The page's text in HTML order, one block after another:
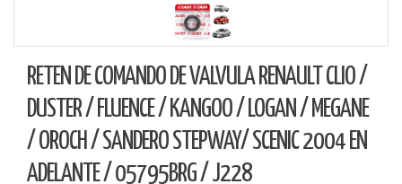
RETEN DE COMANDO DE VALVULA RENAULT CLIO /
DUSTER / FLUENCE / KANGOO / LOGAN / MEGANE
/ OROCH / SANDERO STEPWAY/ SCENIC 2004 EN
ADELANTE / 05795BRG / J228